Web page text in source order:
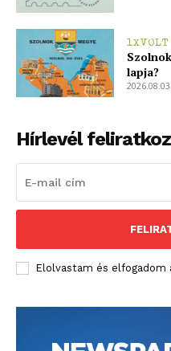
1XVOLT
lapja?
2026.08.03.
Hírlevél
Elolvastam és elfogadom